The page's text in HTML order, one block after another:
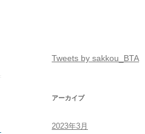
Tweets by sakkou_BTA
アーカイブ
2023年3月